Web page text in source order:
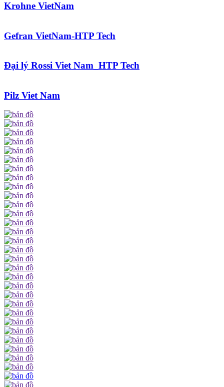
Krohne VietNam
Gefran VietNam-HTP Tech
Đại lý Rossi Viet Nam_HTP Tech
Pilz Viet Nam